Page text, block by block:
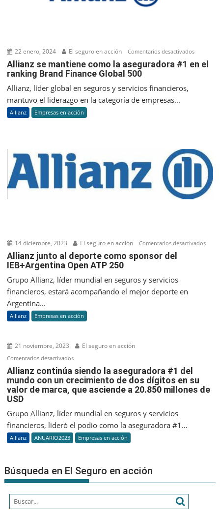
22 enero, 2024 El seguro en acción Comentarios desactivadosen
Allianz
el
ranking
Brand
Finance
Global
Allianz se mantiene como la aseguradora #1 en el
ranking Brand Finance Global 500
Allianz, líder global en seguros y servicios financieros,
mantuvo el liderazgo en la categoría de empresas...
Allianz Empresas en acción
14 diciembre, 2023 El seguro en acción Comentarios desactivadosen
Allianz junto al deporte como sponsor del
IEB+Argentina Open ATP 250
Grupo Allianz, líder mundial en seguros y servicios
financieros, estará acompañando el mejor deporte en
Argentina...
Allianz Empresas en acción
21 noviembre, 2023 El seguro en acción
Comentarios desactivadosen
Allianz
continúa
siendo
aseguradora
#1
del
mundo
un
crecimiento
dígitos
Allianz continúa siendo la aseguradora #1 del
mundo con un crecimiento de dos dígitos en su
valor de marca, que asciende a 20.850 millones de
USD
Grupo Allianz, líder mundial en seguros y servicios
financieros, lideró el podio como la aseguradora #1...
Allianz ANUARIO2023 Empresas en acción
Búsqueda en El Seguro en acción